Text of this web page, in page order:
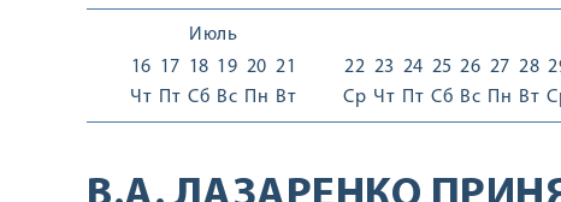
Июль
16
Чт
17
Пт
18
Сб
19
Вс
20
Пн
21
Вт
22
Ср
23
Чт
24
Пт
25
Сб
26
Вс
27
Пн
28
Вт